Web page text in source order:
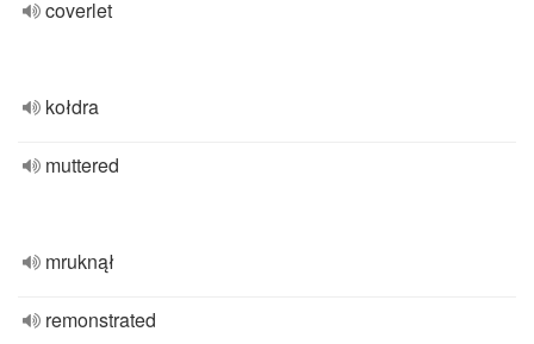
coverlet
kołdra
muttered
mruknął
remonstrated